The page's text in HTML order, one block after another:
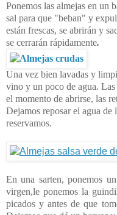
Ponemos las almejas en un
sal para que "beban" y
están frescas, se abrirán y
se cerrarán rápidamente.
Una vez bien lavadas y
vino y un poco de agua.
el momento de abrirse, las
Dejamos reposar el agua
reservamos.
En una sarten, ponemos
virgen,le ponemos la
picados y antes de que